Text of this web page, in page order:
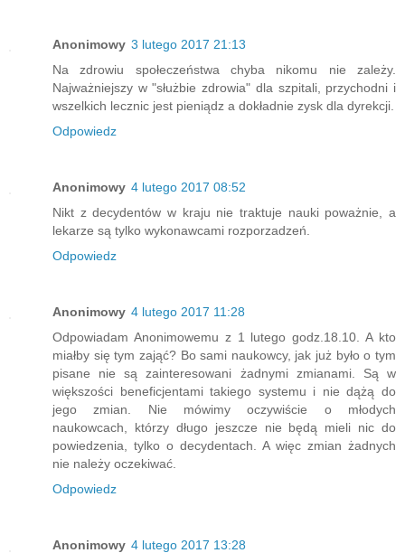
Anonimowy 3 lutego 2017 21:13
Na zdrowiu społeczeństwa chyba nikomu nie zależy.
Najważniejszy w "służbie zdrowia" dla szpitali, przychodni i
wszelkich lecznic jest pieniądz a dokładnie zysk dla dyrekcji.
Odpowiedz
Anonimowy 4 lutego 2017 08:52
Nikt z decydentów w kraju nie traktuje nauki poważnie, a
lekarze są tylko wykonawcami rozporzadzeń.
Odpowiedz
Anonimowy 4 lutego 2017 11:28
Odpowiadam Anonimowemu z 1 lutego godz.18.10. A kto
miałby się tym zająć? Bo sami naukowcy, jak już było o tym
pisane nie są zainteresowani żadnymi zmianami. Są w
większości beneficjentami takiego systemu i nie dążą do
jego zmian. Nie mówimy oczywiście o młodych
naukowcach, którzy długo jeszcze nie będą mieli nic do
powiedzenia, tylko o decydentach. A więc zmian żadnych
nie należy oczekiwać.
Odpowiedz
Anonimowy 4 lutego 2017 13:28